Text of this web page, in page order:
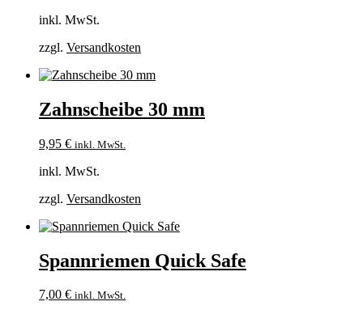
inkl. MwSt.
zzgl. Versandkosten
Zahnscheibe 30 mm
9,95 € inkl. MwSt.
inkl. MwSt.
zzgl. Versandkosten
Spannriemen Quick Safe
7,00 € inkl. MwSt.